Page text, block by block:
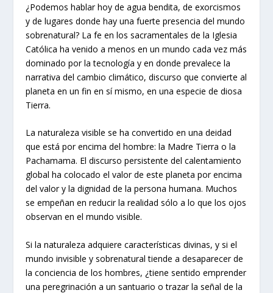
¿Podemos hablar hoy de agua bendita, de exorcismos
y de lugares donde hay una fuerte presencia del mundo
sobrenatural? La fe en los sacramentales de la Iglesia
Católica ha venido a menos en un mundo cada vez más
dominado por la tecnología y en donde prevalece la
narrativa del cambio climático, discurso que convierte al
planeta en un fin en sí mismo, en una especie de diosa
Tierra.
La naturaleza visible se ha convertido en una deidad
que está por encima del hombre: la Madre Tierra o la
Pachamama. El discurso persistente del calentamiento
global ha colocado el valor de este planeta por encima
del valor y la dignidad de la persona humana. Muchos
se empeñan en reducir la realidad sólo a lo que los ojos
observan en el mundo visible.
Si la naturaleza adquiere características divinas, y si el
mundo invisible y sobrenatural tiende a desaparecer de
la conciencia de los hombres, ¿tiene sentido emprender
una peregrinación a un santuario o trazar la señal de la